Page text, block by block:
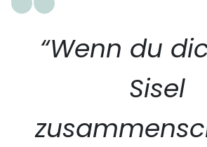
“Wenn du
Sisel